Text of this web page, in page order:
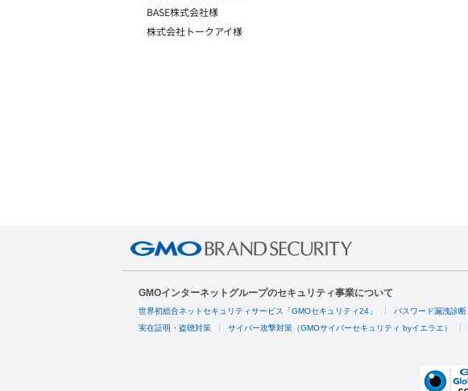
BASE株式会社様
株式会社トークアイ様
GMOインターネットグループのセキュリティ事業について
世界初総合ネットセキュリティサービス「GMOセキュリティ24」 パスワード漏洩診断
実在証明・盗聴対策 サイバー攻撃対策（GMOサイバーセキュリティ byイエラエ）